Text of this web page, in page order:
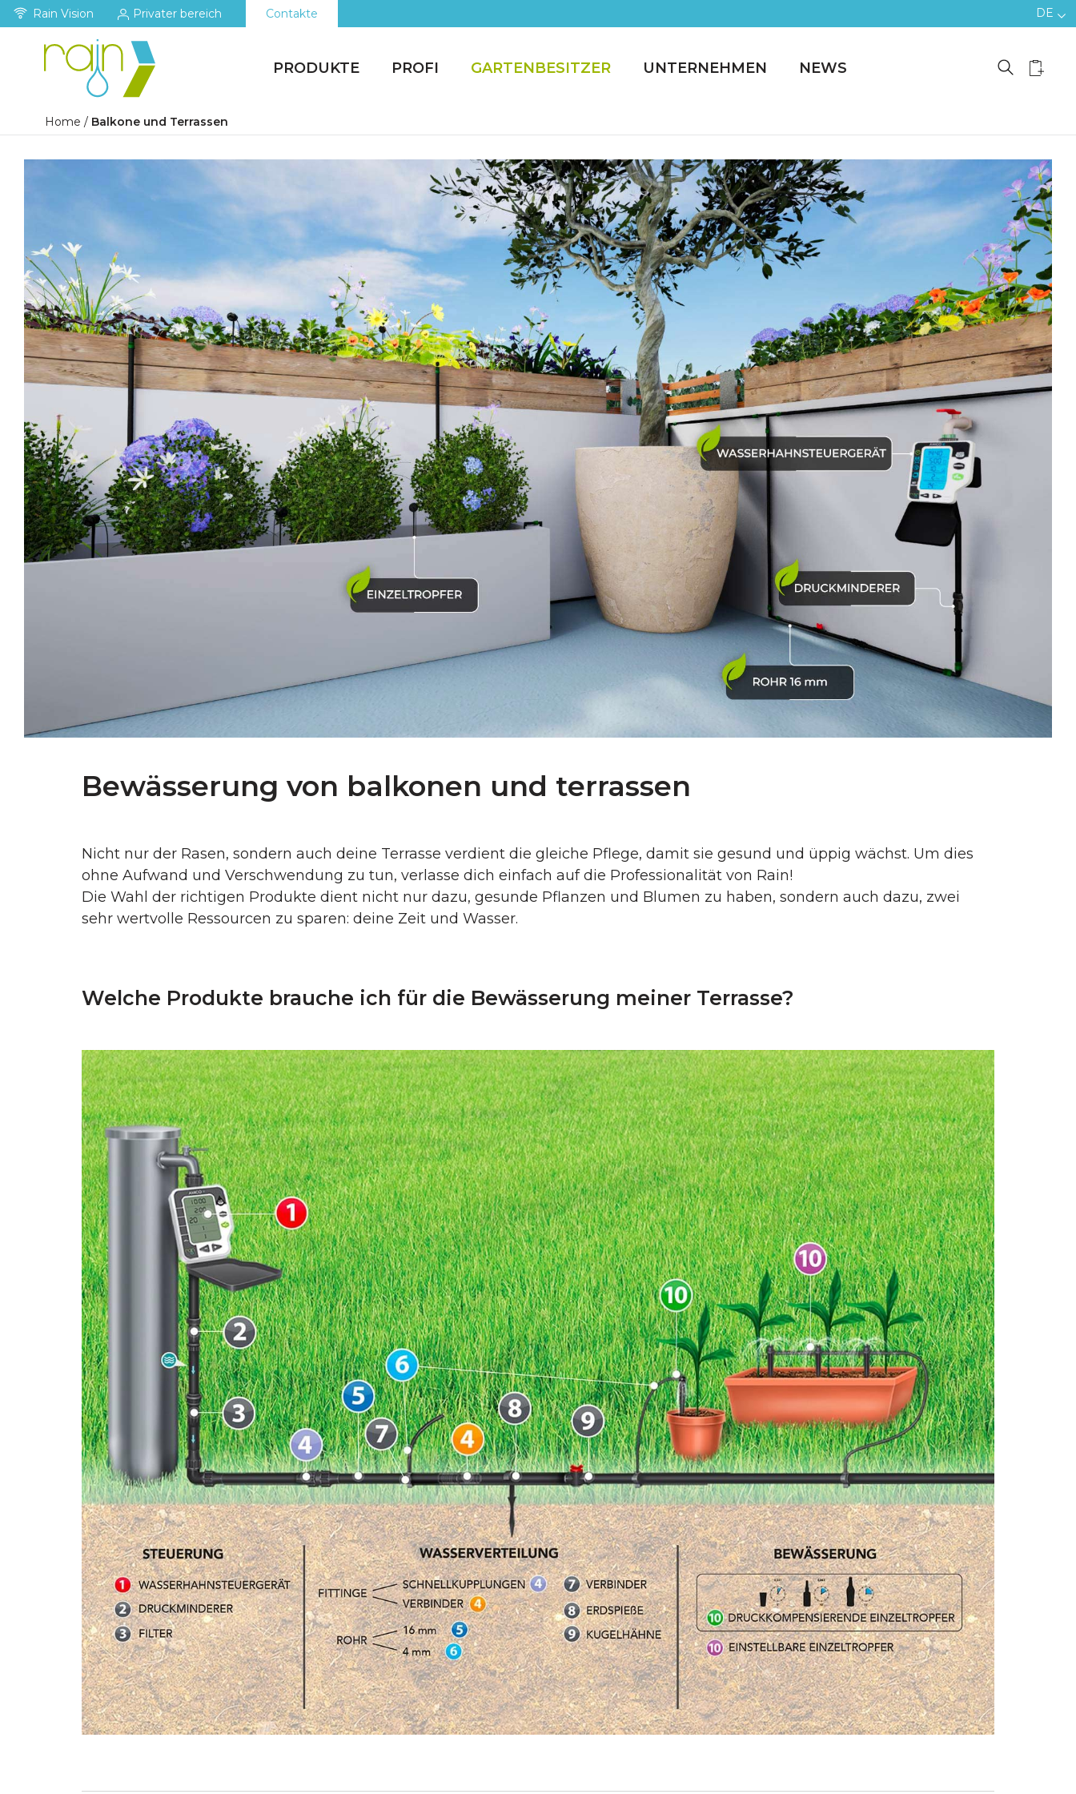
Rain Vision Privater bereich Contakte DE
PRODUKTE PROFI GARTENBESITZER UNTERNEHMEN NEWS
Home / Balkone und Terrassen
Bewässerung von balkonen und terrassen
Nicht nur der Rasen, sondern auch deine Terrasse verdient die gleiche Pflege, damit sie gesund und üppig wächst. Um dies
ohne Aufwand und Verschwendung zu tun, verlasse dich einfach auf die Professionalität von Rain!
Die Wahl der richtigen Produkte dient nicht nur dazu, gesunde Pflanzen und Blumen zu haben, sondern auch dazu, zwei
sehr wertvolle Ressourcen zu sparen: deine Zeit und Wasser.
Welche Produkte brauche ich für die Bewässerung meiner Terrasse?